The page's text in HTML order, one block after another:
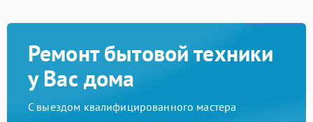
Ремонт бытовой техники
у Вас дома
С выездом квалифицированного мастера